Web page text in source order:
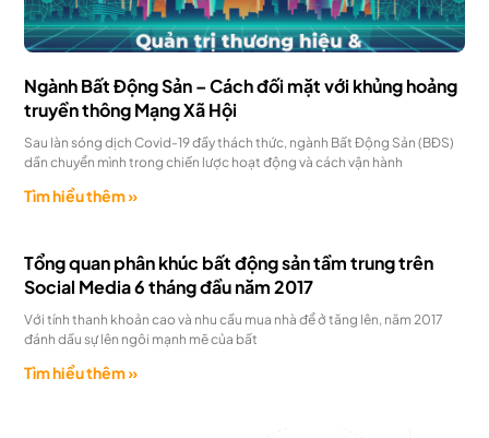
Ngành Bất Động Sản – Cách đối mặt với khủng hoảng
truyền thông Mạng Xã Hội
Sau làn sóng dịch Covid-19 đầy thách thức, ngành Bất Động Sản (BĐS)
dần chuyển mình trong chiến lược hoạt động và cách vận hành
Tìm hiểu thêm »
Tổng quan phân khúc bất động sản tầm trung trên
Social Media 6 tháng đầu năm 2017
Với tính thanh khoản cao và nhu cầu mua nhà để ở tăng lên, năm 2017
đánh dấu sự lên ngôi mạnh mẽ của bất
Tìm hiểu thêm »